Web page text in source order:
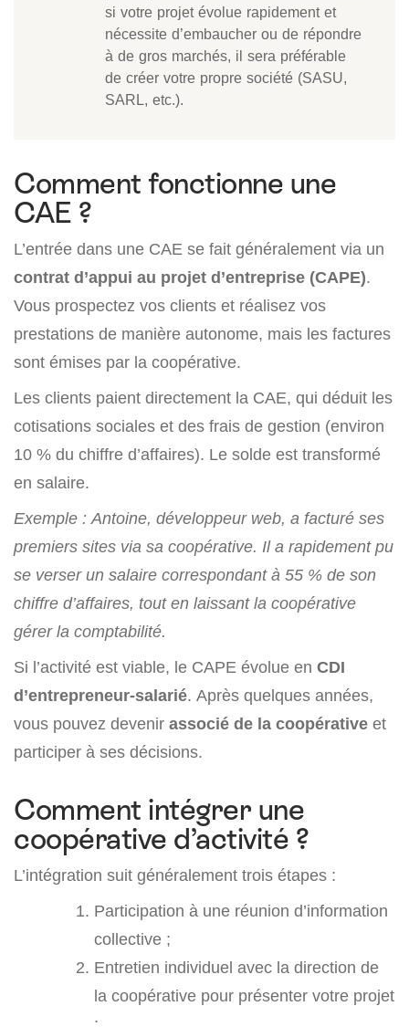
si votre projet évolue rapidement et
nécessite d’embaucher ou de répondre
à de gros marchés, il sera préférable
de créer votre propre société (SASU,
SARL, etc.).
Comment fonctionne une
CAE ?
L’entrée dans une CAE se fait généralement via un
contrat d’appui au projet d’entreprise (CAPE).
Vous prospectez vos clients et réalisez vos
prestations de manière autonome, mais les factures
sont émises par la coopérative.
Les clients paient directement la CAE, qui déduit les
cotisations sociales et des frais de gestion (environ
10 % du chiffre d’affaires). Le solde est transformé
en salaire.
Exemple : Antoine, développeur web, a facturé ses
premiers sites via sa coopérative. Il a rapidement pu
se verser un salaire correspondant à 55 % de son
chiffre d’affaires, tout en laissant la coopérative
gérer la comptabilité.
Si l’activité est viable, le CAPE évolue en CDI
d’entrepreneur-salarié. Après quelques années,
vous pouvez devenir associé de la coopérative et
participer à ses décisions.
Comment intégrer une
coopérative d’activité ?
L’intégration suit généralement trois étapes :
Participation à une réunion d’information
collective ;
Entretien individuel avec la direction de
la coopérative pour présenter votre projet